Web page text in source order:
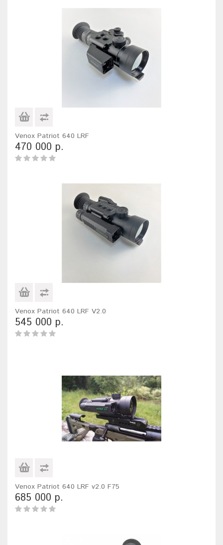
Venox Patriot 640 LRF
470 000 р.
Venox Patriot 640 LRF V2.0
545 000 р.
Venox Patriot 640 LRF v2.0 F75
685 000 р.